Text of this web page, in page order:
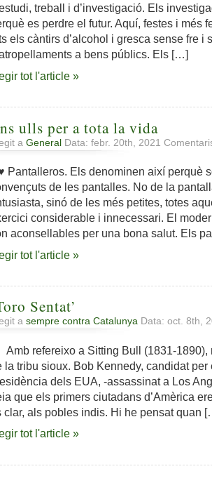
treball i d’investigació. Els
es perdre el futur. Aquí, festes i més
els càntirs d’alcohol i gresca sense fre i
a bens públics. Els […]
tot l'article »
ulls per a tota la vida
a General Data: febr. 20th, 2021
Pantalleros. Els denominen així perquè
de les pantalles. No de la
sinó de les més petites, totes
considerable i innecessari. El
aconsellables per una bona salut. Els
tot l'article »
Sentat’
a sempre contra Catalunya Data: oct. 8th,
refereixo a Sitting Bull (1831-1890),
la tribu sioux. Bob Kennedy, candidat per
dels EUA, -assassinat a Los
que els primers ciutadans d’Amèrica
clar, als pobles indis. Hi he pensat quan
tot l'article »